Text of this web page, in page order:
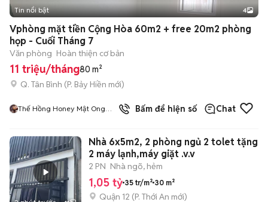
Tin nổi bật 4
Vphòng mặt tiền Cộng Hòa 60m2 + free 20m2 phòng
họp - Cuối Tháng 7
Văn phòng Hoàn thiện cơ bản
11 triệu/tháng80 m²
Q. Tân Bình (P. Bảy Hiền mới)
Thế Hồng Honey Mật Ong
6đã bán
Bấm để hiện số Chat
Nhà 6x5m2, 2 phòng ngủ 2 tolet tặng
2 máy lạnh,máy giặt .v.v
2 PN Nhà ngõ, hẻm
1,05 tỷ 35 tr/m² 30 m²
Quận 12 (P. Thới An mới)